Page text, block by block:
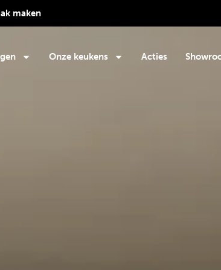
maken
Onze keukens Acties